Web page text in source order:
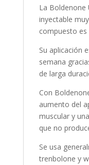
La Boldenone
inyectable
compuesto
Su aplicación
semana
de larga
Con
aumento del
muscular y
que no
Se usa
trenbolone y